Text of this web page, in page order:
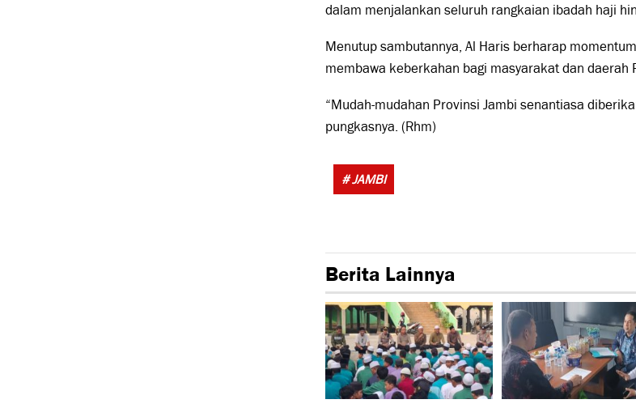
dalam menjalankan seluruh rangkaian ibadah haji
Menutup sambutannya, Al Haris berharap
membawa keberkahan bagi masyarakat dan daerah
“Mudah-mudahan Provinsi Jambi senantiasa
pungkasnya. (Rhm)
# JAMBI
Berita Lainnya